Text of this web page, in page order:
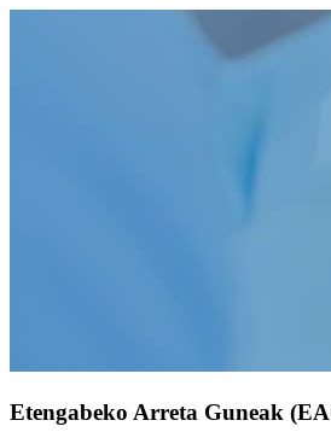
Etengabeko Arreta Guneak